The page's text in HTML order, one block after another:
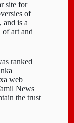
site for
of
and is a
art and
ranked
web
News
the trust